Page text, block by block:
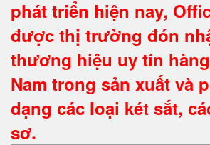
phát triển hiện nay,
được thị trường đón
thương hiệu uy tín
Nam trong sản xuất và
dạng các loại két sắt,
sơ.